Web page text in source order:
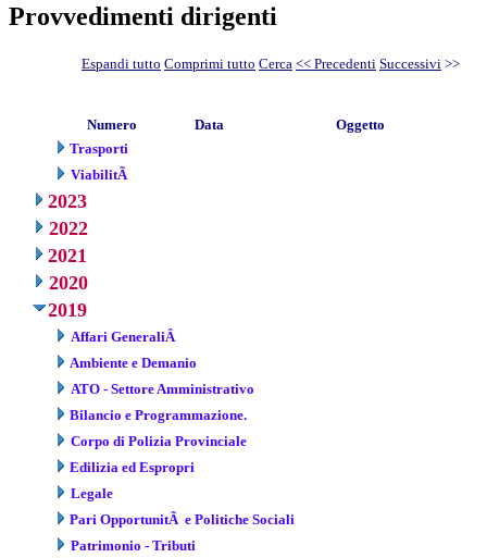
Provvedimenti dirigenti
Espandi tutto Comprimi tutto Cerca << Precedenti Successivi >>
Numero Data
Oggetto
Trasporti
ViabilitÃ
2023
2022
2021
2020
2019
Affari GeneraliÂ
Ambiente e Demanio
ATO - Settore Amministrativo
Bilancio e Programmazione.
Corpo di Polizia Provinciale
Edilizia ed Espropri
Legale
Pari OpportunitÃ e Politiche Sociali
Patrimonio - Tributi